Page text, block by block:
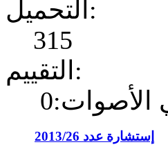
التحميل:
315
التقييم:
الأصوات:0
إستشارة عدد 2013/26